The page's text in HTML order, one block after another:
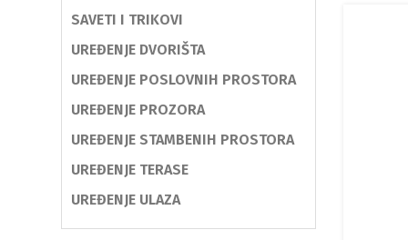
SAVETI I TRIKOVI
UREĐENJE DVORIŠTA
UREĐENJE POSLOVNIH PROSTORA
UREĐENJE PROZORA
UREĐENJE STAMBENIH PROSTORA
UREĐENJE TERASE
UREĐENJE ULAZA